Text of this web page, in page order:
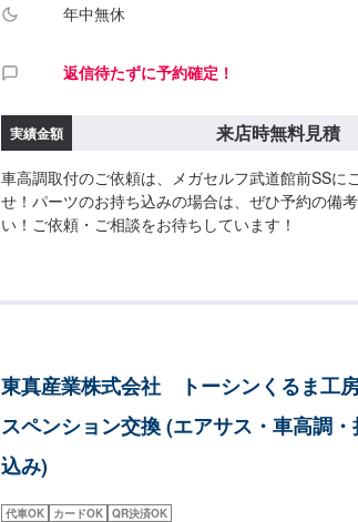
年中無休
返信待たずに予約確定！
実績金額 来店時無料見積
車高調取付のご依頼は、メガセルフ武道館前SSに
せ！パーツのお持ち込みの場合は、ぜひ予約の備
い！ご依頼・ご相談をお待ちしています！
東真産業株式会社 トーシンくるま工
スペンション交換 (エアサス・車高調・
込み)
代車OK カードOK QR決済OK